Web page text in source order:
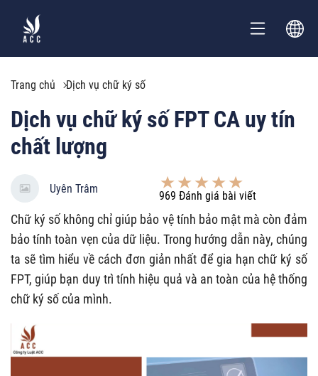
Trang chủ Dịch vụ chữ ký số
Dịch vụ chữ ký số FPT CA uy tín
chất lượng
Uyên Trâm
969 Đánh giá bài viết
Chữ ký số không chỉ giúp bảo vệ tính bảo mật mà còn đảm
bảo tính toàn vẹn của dữ liệu. Trong hướng dẫn này, chúng
ta sẽ tìm hiểu về cách đơn giản nhất để gia hạn chữ ký số
FPT, giúp bạn duy trì tính hiệu quả và an toàn của hệ thống
chữ ký số của mình.